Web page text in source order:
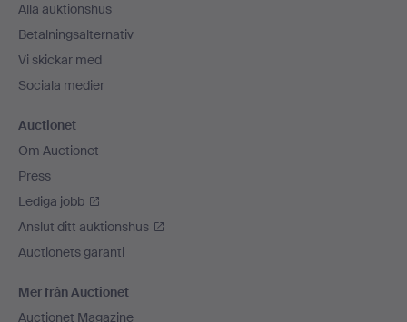
Alla auktionshus
Betalningsalternativ
Vi skickar med
Sociala medier
Auctionet
Om Auctionet
Press
Lediga jobb
Anslut ditt auktionshus
Auctionets garanti
Mer från Auctionet
Auctionet Magazine